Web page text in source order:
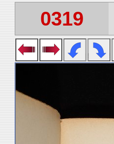
0319